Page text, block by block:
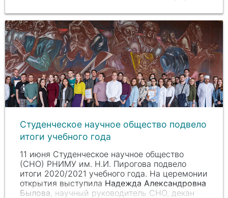
Студенческое научное общество подвело
итоги учебного года
11 июня Студенческое научное общество
(СНО) РНИМУ им. Н.И. Пирогова подвело
итоги 2020/2021 учебного года. На церемонии
открытия выступила Надежда Александровна
Былова, научный руководитель СНО, декан